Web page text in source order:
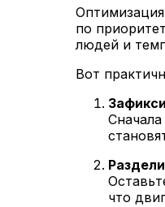
по
людей и
Вот
что